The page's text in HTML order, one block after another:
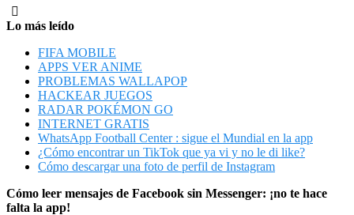
Lo más leído
FIFA MOBILE
APPS VER ANIME
PROBLEMAS WALLAPOP
HACKEAR JUEGOS
RADAR POKÉMON GO
INTERNET GRATIS
WhatsApp Football Center : sigue el Mundial en la app
¿Cómo encontrar un TikTok que ya vi y no le di like?
Cómo descargar una foto de perfil de Instagram
Cómo leer mensajes de Facebook sin Messenger: ¡no te hace
falta la app!